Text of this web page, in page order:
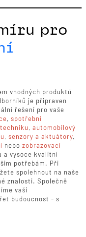
pro
vhodných produktů
je připraven
řešení pro vaše
, spotřební
, automobilový
, senzory a aktuátory,
nebo zobrazovací
a vysoce kvalitní
potřebám. Při
spolehnout na naše
znalosti. Společně
vaši
budoucnost - s